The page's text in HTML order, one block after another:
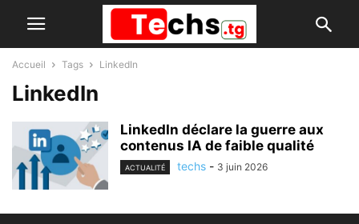
Accueil Tags LinkedIn
LinkedIn
LinkedIn déclare la guerre aux
contenus IA de faible qualité
ACTUALITÉ techs - 3 juin 2026